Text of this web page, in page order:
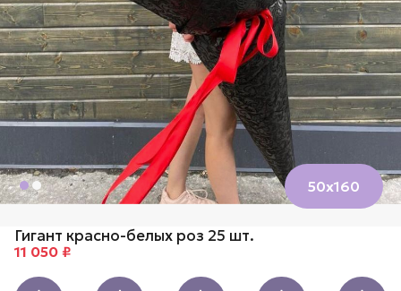
50х160
Гигант красно-белых роз 25 шт.
11 050 ₽